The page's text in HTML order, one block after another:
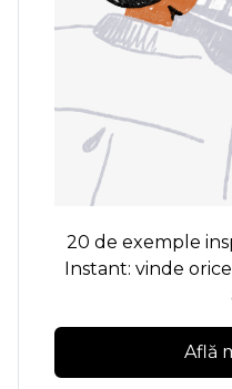
20 de exemple
Instant: vinde
Află